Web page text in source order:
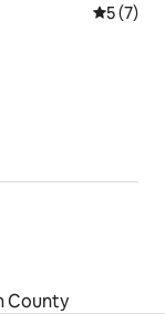
Note
5 (7)
County